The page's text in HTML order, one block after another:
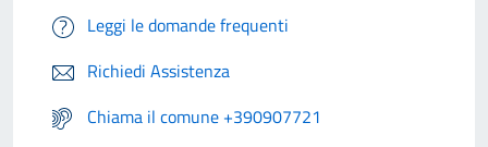
Leggi le domande frequenti
Richiedi Assistenza
Chiama il comune +390907721